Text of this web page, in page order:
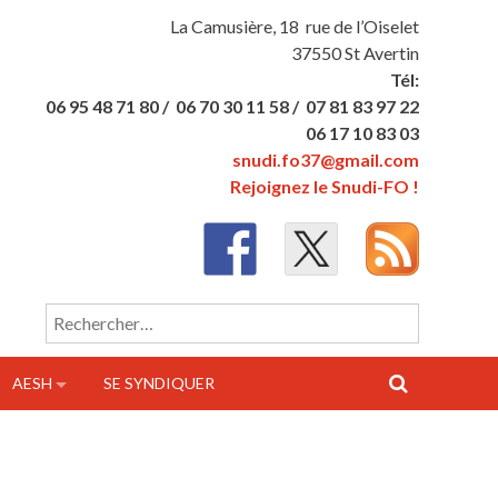
La Camusière, 18 rue de l’Oiselet
37550 St Avertin
Tél:
06 95 48 71 80 / 06 70 30 11 58 / 07 81 83 97 22
06 17 10 83 03
snudi.fo37@gmail.com
Rejoignez le Snudi-FO !
Rechercher :
AESH SE SYNDIQUER